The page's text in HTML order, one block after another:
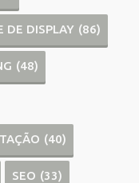
DE DISPLAY (86)
(48)
(40)
SEO (33)